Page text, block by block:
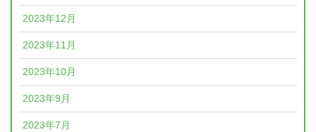
2023年12月
2023年11月
2023年10月
2023年9月
2023年7月